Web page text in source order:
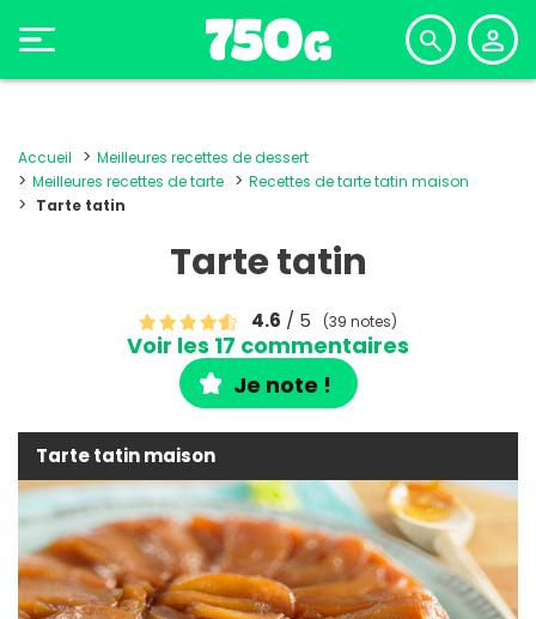
Accueil
Meilleures recettes de dessert
Meilleures recettes de tarte
Recettes de tarte tatin maison
Tarte tatin
Tarte tatin
4.6 / 5 (39 notes)
Voir les 17 commentaires
Je note !
Tarte tatin maison